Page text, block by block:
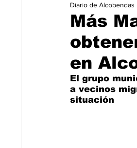
Salud y bienestar
La verdad detrás de la
Más
en
Diario de Alcobendas
El grupo
a vecinos
situación